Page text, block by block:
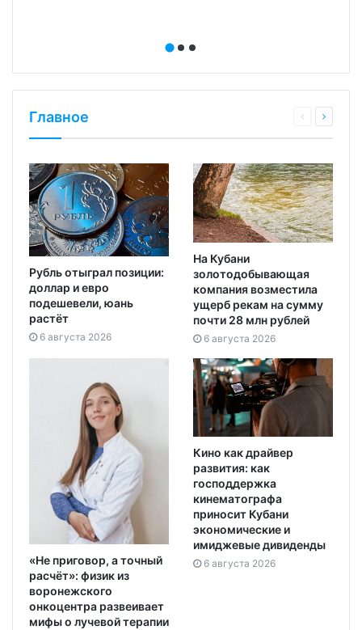
Главное
Рубль отыграл позиции:
доллар и евро
подешевели, юань
растёт
6 августа 2026
На Кубани
золотодобывающая
компания возместила
ущерб рекам на сумму
почти 28 млн рублей
6 августа 2026
«Не приговор, а точный
расчёт»: физик из
воронежского
онкоцентра развеивает
мифы о лучевой терапии
Кино как драйвер
развития: как
господдержка
кинематографа
приносит Кубани
экономические и
имиджевые дивиденды
6 августа 2026